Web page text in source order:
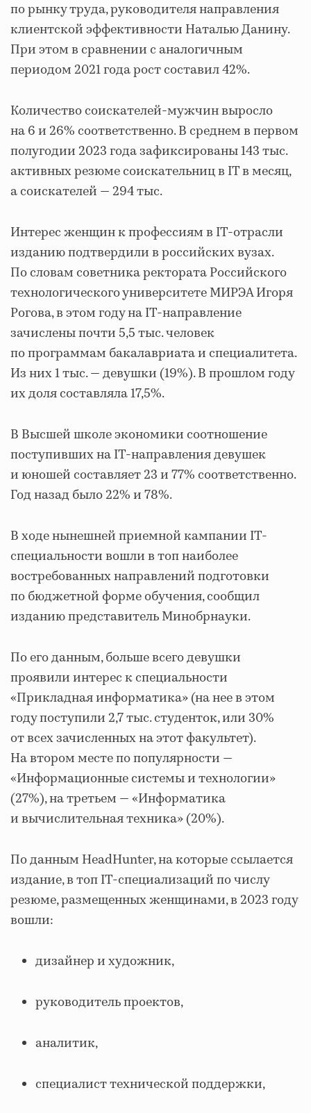
по рынку труда, руководителя направления
клиентской эффективности Наталью Данину.
При этом в сравнении с аналогичным
периодом 2021 года рост составил 42%.
Количество соискателей-мужчин выросло
на 6 и 26% соответственно. В среднем в первом
полугодии 2023 года зафиксированы 143 тыс.
активных резюме соискательниц в IT в месяц,
а соискателей — 294 тыс.
Интерес женщин к профессиям в IT-отрасли
изданию подтвердили в российских вузах.
По словам советника ректората Российского
технологического университете МИРЭА Игоря
Рогова, в этом году на IT-направление
зачислены почти 5,5 тыс. человек
по программам бакалавриата и специалитета.
Из них 1 тыс. — девушки (19%). В прошлом году
их доля составляла 17,5%.
В Высшей школе экономики соотношение
поступивших на IT-направления девушек
и юношей составляет 23 и 77% соответственно.
Год назад было 22% и 78%.
В ходе нынешней приемной кампании IT-
специальности вошли в топ наиболее
востребованных направлений подготовки
по бюджетной форме обучения, сообщил
изданию представитель Минобрнауки.
По его данным, больше всего девушки
проявили интерес к специальности
«Прикладная информатика» (на нее в этом
году поступили 2,7 тыс. студенток, или 30%
от всех зачисленных на этот факультет).
На втором месте по популярности —
«Информационные системы и технологии»
(27%), на третьем — «Информатика
и вычислительная техника» (20%).
По данным HeadHunter, на которые ссылается
издание, в топ IT-специализаций по числу
резюме, размещенных женщинами, в 2023 году
вошли:
дизайнер и художник,
руководитель проектов,
аналитик,
специалист технической поддержки,